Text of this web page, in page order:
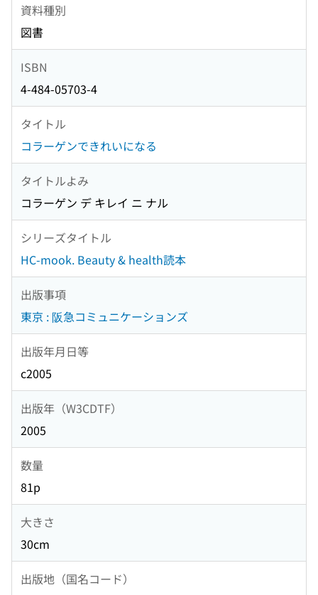
資料種別
図書
ISBN
4-484-05703-4
タイトル
コラーゲンできれいになる
タイトルよみ
コラーゲン デ キレイ ニ ナル
シリーズタイトル
HC-mook. Beauty & health読本
出版事項
東京 : 阪急コミュニケーションズ
出版年月日等
c2005
出版年（W3CDTF）
2005
数量
81p
大きさ
30cm
出版地（国名コード）